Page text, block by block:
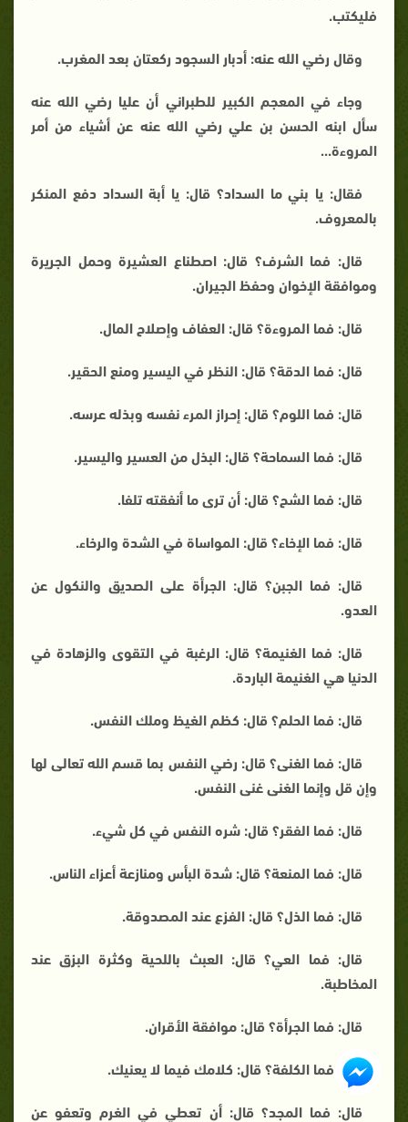
فليكتب.
وقال رضي الله عنه: أدبار السجود ركعتان بعد المغرب.
وجاء في المعجم الكبير للطبراني أن عليا رضي الله عنه
سأل ابنه الحسن بن علي رضي الله عنه عن أشياء من أمر
المروءة...
فقال: يا بني ما السداد؟ قال: يا أبة السداد دفع المنكر
بالمعروف.
قال: فما الشرف؟ قال: اصطناع العشيرة وحمل الجريرة
وموافقة الإخوان وحفظ الجيران.
قال: فما المروءة؟ قال: العفاف وإصلاح المال.
قال: فما الدقة؟ قال: النظر في اليسير ومنع الحقير.
قال: فما اللوم؟ قال: إحراز المرء نفسه وبذله عرسه.
قال: فما السماحة؟ قال: البذل من العسير واليسير.
قال: فما الشح؟ قال: أن ترى ما أنفقته تلفا.
قال: فما الإخاء؟ قال: المواساة في الشدة والرخاء.
قال: فما الجبن؟ قال: الجرأة على الصديق والنكول عن
العدو.
قال: فما الغنيمة؟ قال: الرغبة في التقوى والزهادة في
الدنيا هي الغنيمة الباردة.
قال: فما الحلم؟ قال: كظم الغيظ وملك النفس.
قال: فما الغنى؟ قال: رضي النفس بما قسم الله تعالى لها
وإن قل وإنما الغنى غنى النفس.
قال: فما الفقر؟ قال: شره النفس في كل شيء.
قال: فما المنعة؟ قال: شدة البأس ومنازعة أعزاء الناس.
قال: فما الذل؟ قال: الفزع عند المصدوقة.
قال: فما العي؟ قال: العبث باللحية وكثرة البزق عند
المخاطبة.
قال: فما الجرأة؟ قال: موافقة الأقران.
قال: فما الكلفة؟ قال: كلامك فيما لا يعنيك.
قال: فما المجد؟ قال: أن تعطي في الغرم وتعفو عن